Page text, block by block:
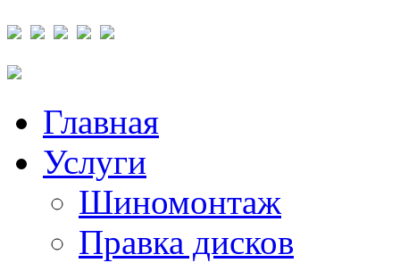
Главная
Услуги
Шиномонтаж
Правка дисков